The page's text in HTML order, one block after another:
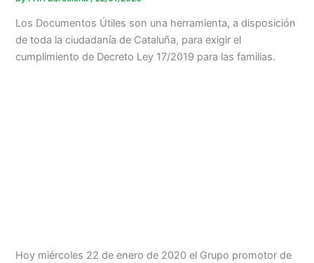
Los Documentos Útiles son una herramienta, a disposición
de toda la ciudadanía de Cataluña, para exigir el
cumplimiento de Decreto Ley 17/2019 para las familias.
Hoy miércoles 22 de enero de 2020 el Grupo promotor de